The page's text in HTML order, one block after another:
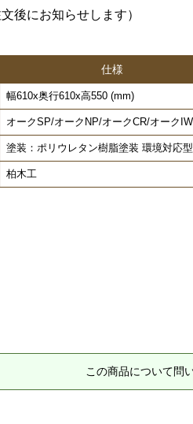
後にお知らせします）
仕様
幅610x奥行610x高550 (mm)
オークSP/オークNP/オークCR/オーク
塗装：ポリウレタン樹脂塗装 環境対
柏木工
この商品について問